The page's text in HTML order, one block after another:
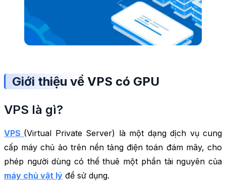
Giới thiệu về VPS có GPU
VPS là gì?
VPS (Virtual Private Server) là một dạng dịch vụ cung
cấp máy chủ ảo trên nền tảng điện toán đám mây, cho
phép người dùng có thể thuê một phần tài nguyên của
máy chủ vật lý để sử dụng.